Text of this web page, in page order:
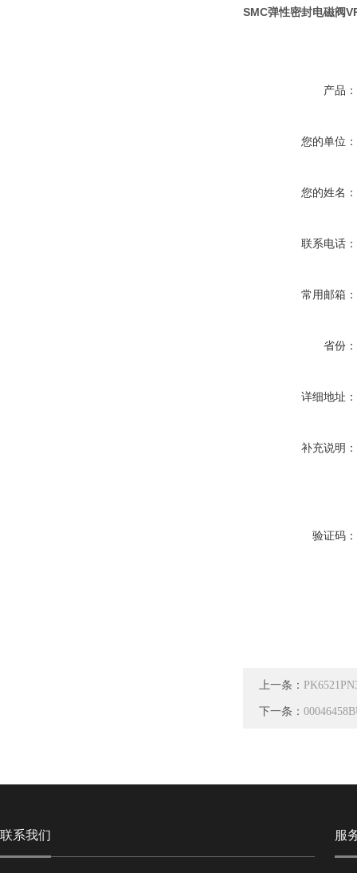
SMC弹性密封电磁阀
产品：
您的单位：
您的姓名：
联系电话：
常用邮箱：
省份：
详细地址：
补充说明：
验证码：
上一条：
下一条：
联系我们 服